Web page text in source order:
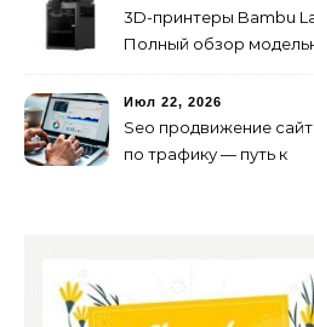
3D-принтеры Bambu
Полный обзор
года
Июл 22, 2026
Seo продвижение
по трафику — путь к